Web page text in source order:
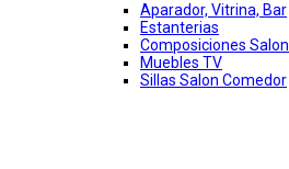
Aparador, Vitrina, Bar
Estanterias
Composiciones Salon
Muebles TV
Sillas Salon Comedor